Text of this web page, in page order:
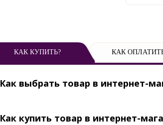
КАК КУПИТЬ? КАК
Как выбрать товар в интернет-
Как купить товар в интернет-